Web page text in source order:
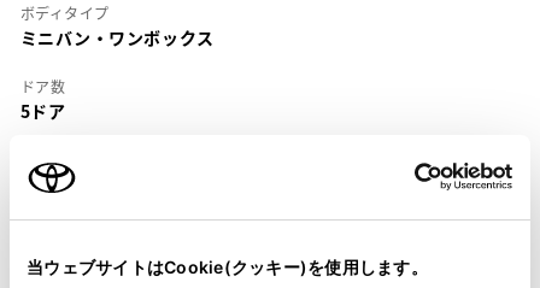
当ウェブサイトはCookie(クッキー)を使用します。
ボディタイプ
ミニバン・ワンボックス
ドア数
5ドア
乗車定員
7名
DBA-ZRR85G